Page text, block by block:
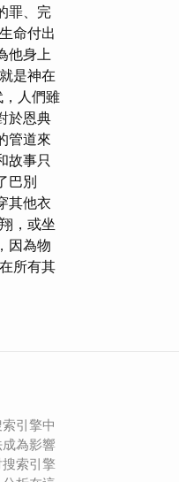
罪、完
命付出
他身上
是神在
人們雖
於恩典
管道來
故事只
巴別
其他衣
，或坐
因為物
所有其
引擎中
為影響
索引擎